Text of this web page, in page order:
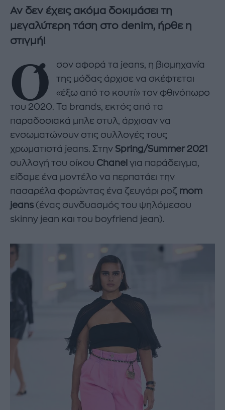
Αν δεν έχεις ακόμα δοκιμάσει τη
μεγαλύτερη τάση στο denim, ήρθε η
στιγμή!
Ό
σον αφορά τα jeans, η βιομηχανία
της μόδας άρχισε να σκέφτεται
«έξω από το κουτί» τον φθινόπωρο
του 2020. Τα brands, εκτός από τα
παραδοσιακά μπλε στυλ, άρχισαν να
ενσωματώνουν στις συλλογές τους
χρωματιστά jeans. Στην Spring/Summer 2021
συλλογή του οίκου Chanel για παράδειγμα,
είδαμε ένα μοντέλο να περπατάει την
πασαρέλα φορώντας ένα ζευγάρι ροζ mom
jeans (ένας συνδυασμός του ψηλόμεσου
skinny jean και του boyfriend jean).